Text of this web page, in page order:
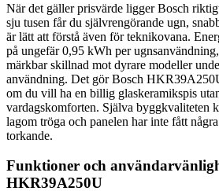
När det gäller prisvärde ligger Bosch
sju tusen får du självrengörande ugn,
är lätt att förstå även för teknikovana.
på ungefär 0,95 kWh per
märkbar skillnad mot dyrare modeller
användning. Det gör Bosch
om du vill ha en billig glaskeramikspis
vardagskomforten. Själva byggkvaliteten
lagom tröga och panelen har inte fått
torkande.
Funktioner och
HKR39A250U